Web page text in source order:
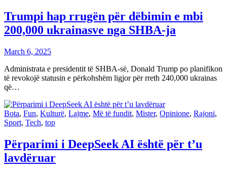
Trumpi hap rrugën për dëbimin e mbi
200,000 ukrainasve nga SHBA-ja
March 6, 2025
Administrata e presidentit të SHBA-së, Donald Trump po planifikon
të revokojë statusin e përkohshëm ligjor për rreth 240,000 ukrainas
që…
Bota, Fun, Kulturë, Lajme, Më të fundit, Mister, Opinione, Rajoni,
Sport, Tech, top
Përparimi i DeepSeek AI është për t’u
lavdëruar